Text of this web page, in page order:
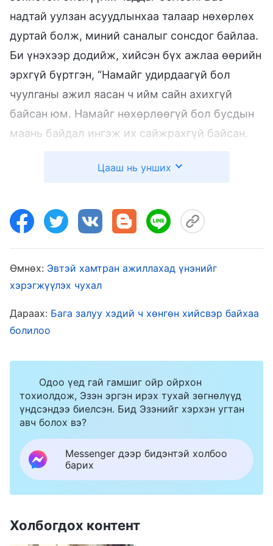
надтай уулзан асуудлынхаа талаар нөхөрлөх
дуртай болж, миний саналыг сонсдог байлаа.
Би үнэхээр додийж, хийсэн бүх ажлаа өөрийн
эрхгүй бүртгэн, “Намайг удирдаагүй бол
чуулганы ажил яасан ч ийм сайн ахихгүй
байсан юм. Намайг нөхөрлөөгүй бол бусдын
маань байдал ингэж их сайжрахгүй байсан.
бодитой ажил хийж чаддаг юм шиг байна”
зарим нэг зүйл зохицуулах ёстой болсон
болохоор чуулганы ажлыг би ганцаараа
хариуцахаас өөр аргагүй болсон юм. Эхэндээ
жаахан түгшиж, Бурханыг цаг үргэлж зүрх
сэтгэлдээ байлгадаг байлаа. Цуглаан болгоны
дараа ямаршуу болж өнгөрснийг нь үнэлж,
сул дорой, сөрөг байгаа хүн бүхэнд яаран
үүргээ гүйцэтгэж, чуулганы бүх ажил саадгүй
явж байгаа харагдлаа. Би ч санаа амран,
өөрийн эрхгүй нэлээд додийсон. Энэ олон
жил удирдагч хийснээр өөрийгөө нотолж, их ч
юм үзэж, их ч асуудал зохицуулсан юм шиг
санагдсан. Би янз бүрийн ажлын туршлагатай,
юм. Өөрийгөө үнэхээр л чуулганы багана юм
байна гэж бодсон шүү. Ялангуяа ядаргаа,
Цааш нь унших
Өмнөх: Эвтэй хамтран ажиллахад үнэнийг
хэрэгжүүлэх чухал
Дараах: Бага залуу хэдий ч хөнгөн хийсвэр байхаа
болилоо
Одоо үед гай гамшиг ойр ойрхон
тохиолдож, Эзэн эргэн ирэх тухай зөгнөлүүд
үндсэндээ биелсэн. Бид Эзэнийг хэрхэн угтан
авч болох вэ?
Messenger дээр бидэнтэй холбоо
барих
Холбогдох контент